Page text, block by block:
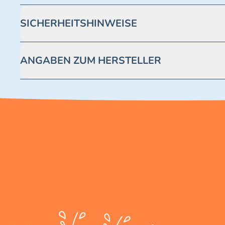
SICHERHEITSHINWEISE
ANGABEN ZUM HERSTELLER